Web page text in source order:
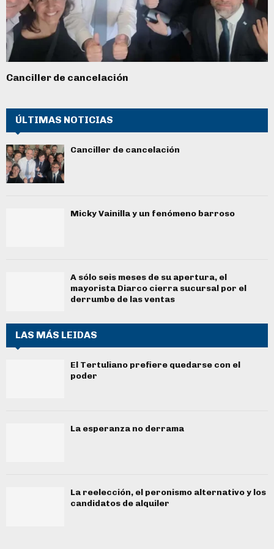
Canciller de cancelación
ÚLTIMAS NOTICIAS
Canciller de cancelación
Micky Vainilla y un fenómeno barroso
A sólo seis meses de su apertura, el
mayorista Diarco cierra sucursal por el
derrumbe de las ventas
LAS MÁS LEIDAS
El Tertuliano prefiere quedarse con el
poder
La esperanza no derrama
La reelección, el peronismo alternativo y los
candidatos de alquiler